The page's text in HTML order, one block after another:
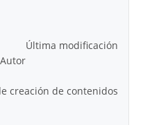
Última modificación
Autor
creación de contenidos